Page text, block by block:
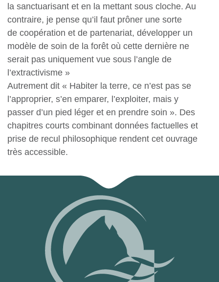
la sanctuarisant et en la mettant sous cloche. Au
contraire, je pense qu’il faut prôner une sorte
de coopération et de partenariat, développer un
modèle de soin de la forêt où cette dernière ne
serait pas uniquement vue sous l’angle de
l’extractivisme »
Autrement dit « Habiter la terre, ce n’est pas se
l’approprier, s’en emparer, l’exploiter, mais y
passer d’un pied léger et en prendre soin ». Des
chapitres courts combinant données factuelles et
prise de recul philosophique rendent cet ouvrage
très accessible.